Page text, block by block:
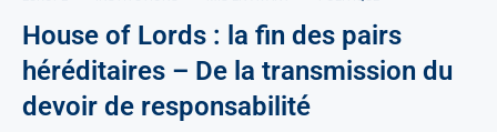
House of Lords : la fin des pairs
héréditaires – De la transmission du
devoir de responsabilité